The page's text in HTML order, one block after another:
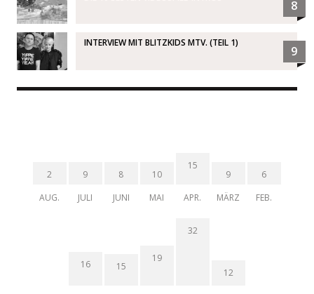
8
INTERVIEW MIT BLITZKIDS MTV. (TEIL 1)
9
2
AUG.
9
JULI
8
JUNI
10
MAI
15
APR.
9
MÄRZ
6
FEB.
16 15
19
32
12